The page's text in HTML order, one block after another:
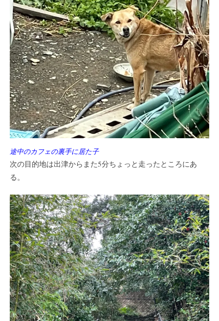
途中のカフェの裏手に居た子
次の目的地は出津からまた5分ちょっと走ったところにあ
る。